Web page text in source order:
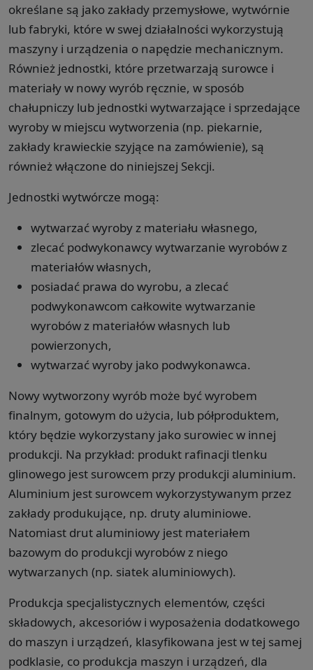
określane są jako zakłady przemysłowe, wytwórnie
lub fabryki, które w swej działalności wykorzystują
maszyny i urządzenia o napędzie mechanicznym.
Również jednostki, które przetwarzają surowce i
materiały w nowy wyrób ręcznie, w sposób
chałupniczy lub jednostki wytwarzające i sprzedające
wyroby w miejscu wytworzenia (np. piekarnie,
zakłady krawieckie szyjące na zamówienie), są
również włączone do niniejszej Sekcji.
Jednostki wytwórcze mogą:
wytwarzać wyroby z materiału własnego,
zlecać podwykonawcy wytwarzanie wyrobów z
materiałów własnych,
posiadać prawa do wyrobu, a zlecać
podwykonawcom całkowite wytwarzanie
wyrobów z materiałów własnych lub
powierzonych,
wytwarzać wyroby jako podwykonawca.
Nowy wytworzony wyrób może być wyrobem
finalnym, gotowym do użycia, lub półproduktem,
który będzie wykorzystany jako surowiec w innej
produkcji. Na przykład: produkt rafinacji tlenku
glinowego jest surowcem przy produkcji aluminium.
Aluminium jest surowcem wykorzystywanym przez
zakłady produkujące, np. druty aluminiowe.
Natomiast drut aluminiowy jest materiałem
bazowym do produkcji wyrobów z niego
wytwarzanych (np. siatek aluminiowych).
Produkcja specjalistycznych elementów, części
składowych, akcesoriów i wyposażenia dodatkowego
do maszyn i urządzeń, klasyfikowana jest w tej samej
podklasie, co produkcja maszyn i urządzeń, dla